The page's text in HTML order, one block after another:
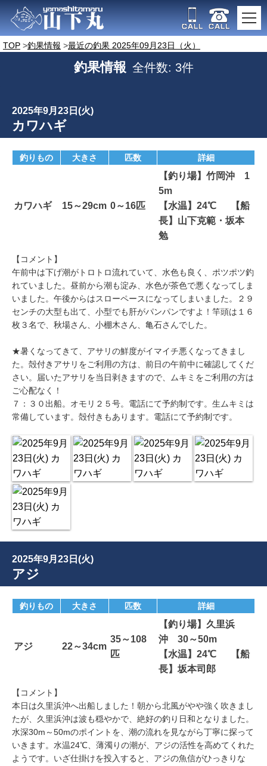
TOP 釣果情報 最近の釣果 2025年09月23日（火）
釣果情報 全件数: 3件
2025年9月23日(火)
カワハギ
釣りもの 大きさ 匹数 詳細
カワハギ 15～29cm 0～16匹
【釣り場】竹岡沖 1
5m
【水温】24℃ 【船
長】山下克範・坂本
勉
【コメント】
午前中は下げ潮がトロトロ流れていて、水色も良く、ポツポツ釣
れていました。昼前から潮も淀み、水色が茶色で悪くなってしま
いました。午後からはスローペースになってしまいました。２９
センチの大型も出て、小型でも肝がパンパンですよ！竿頭は１６
枚３名で、秋場さん、小棚木さん、亀石さんでした。
★暑くなってきて、アサリの鮮度がイマイチ悪くなってきまし
た。殻付きアサリをご利用の方は、前日の午前中に確認してくだ
さい。届いたアサリを当日剥きますので、ムキミをご利用の方は
ご心配なく！
７：３０出船。オモリ２５号。電話にて予約制です。生ムキミは
常備しています。殻付きもあります。電話にて予約制です。
2025年9月23日(火)
アジ
釣りもの 大きさ 匹数 詳細
アジ 22～34cm
35～108
匹
【釣り場】久里浜
沖 30～50m
【水温】24℃ 【船
長】坂本司郎
【コメント】
本日は久里浜沖へ出船しました！朝から北風がやや強く吹きまし
たが、久里浜沖は波も穏やかで、絶好の釣り日和となりました。
水深30m～50mのポイントを、潮の流れを見ながら丁寧に探って
いきます。水温24℃、薄濁りの潮が、アジの活性を高めてくれた
ようです。いざ仕掛けを投入すると、アジの魚信がひっきりな